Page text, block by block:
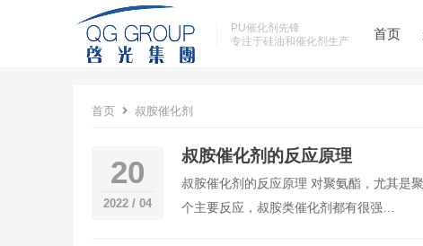
PU催化剂先锋
专注于硅油和催化剂生产
首页
首页 叔胺催化剂
20
2022 / 04
叔胺催化剂的反应原理
叔胺催化剂的反应原理 对聚氨酯，尤其是
个主要反应，叔胺类催化剂都有很强…